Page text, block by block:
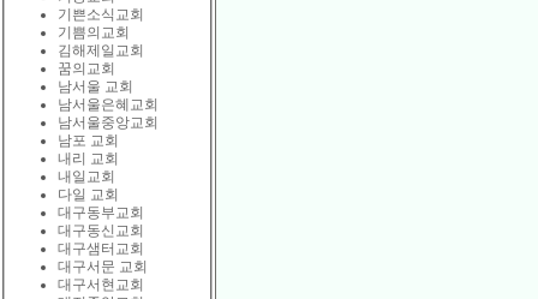
기쁜소식교회
기쁨의교회
김해제일교회
꿈의교회
남서울 교회
남서울은혜교회
남서울중앙교회
남포 교회
내리 교회
내일교회
다일 교회
대구동부교회
대구동신교회
대구샘터교회
대구서문 교회
대구서현교회